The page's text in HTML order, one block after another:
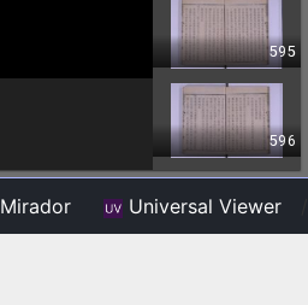
Mirador Universal Viewer